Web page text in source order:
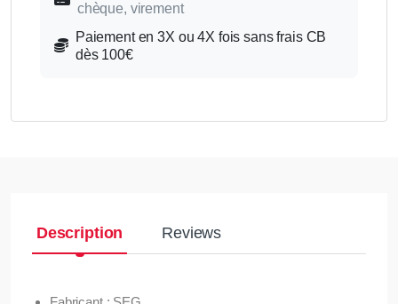
chèque, virement
Paiement en 3X ou 4X fois sans frais CB
dès 100€
Description Reviews